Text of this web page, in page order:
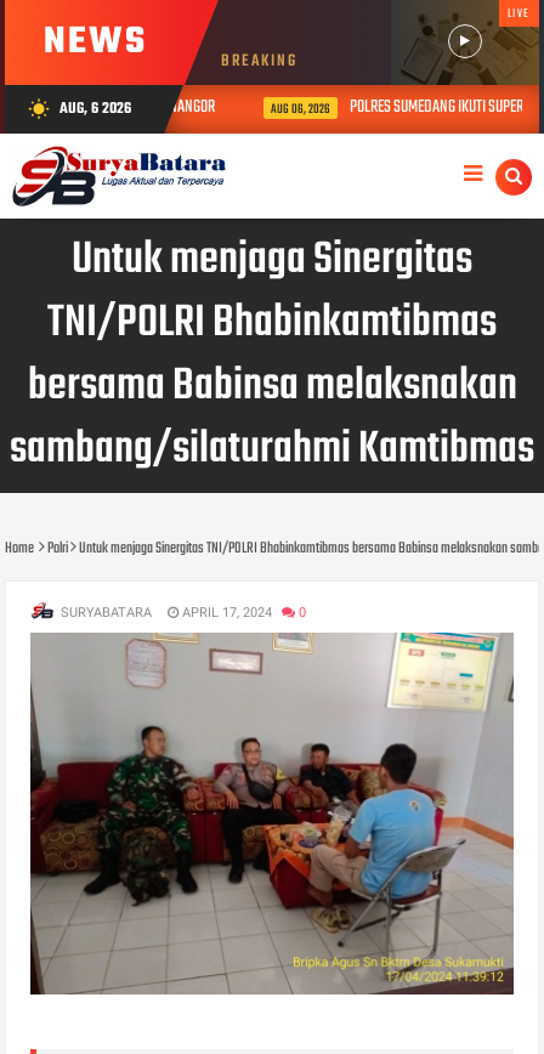
NEWS BREAKING
LIVE
wb_sunny AUG, 6 2026
SEBATANG KARA DI JATINANGOR AUG 06, 2026 POLRES SUMEDANG IKUTI SUPERVISI
Untuk menjaga Sinergitas
TNI/POLRI Bhabinkamtibmas
bersama Babinsa melaksnakan
sambang/silaturahmi Kamtibmas
Home Polri Untuk menjaga Sinergitas TNI/POLRI Bhabinkamtibmas bersama Babinsa melaksnakan
SURYABATARA APRIL 17, 2024 0